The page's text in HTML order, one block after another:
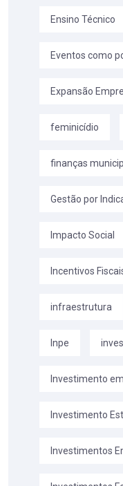
Ensino Técnico
Eventos como
Expansão
feminicídio
finanças
Gestão por
Impacto Social
Incentivos
infraestrutura
Inpe
Investimento
Investimento
Investimentos